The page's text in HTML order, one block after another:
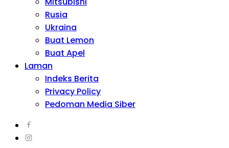
Rusia
Ukraina
Buat Lemon
Buat Apel
Laman
Indeks Berita
Privacy Policy
Pedoman Media Siber